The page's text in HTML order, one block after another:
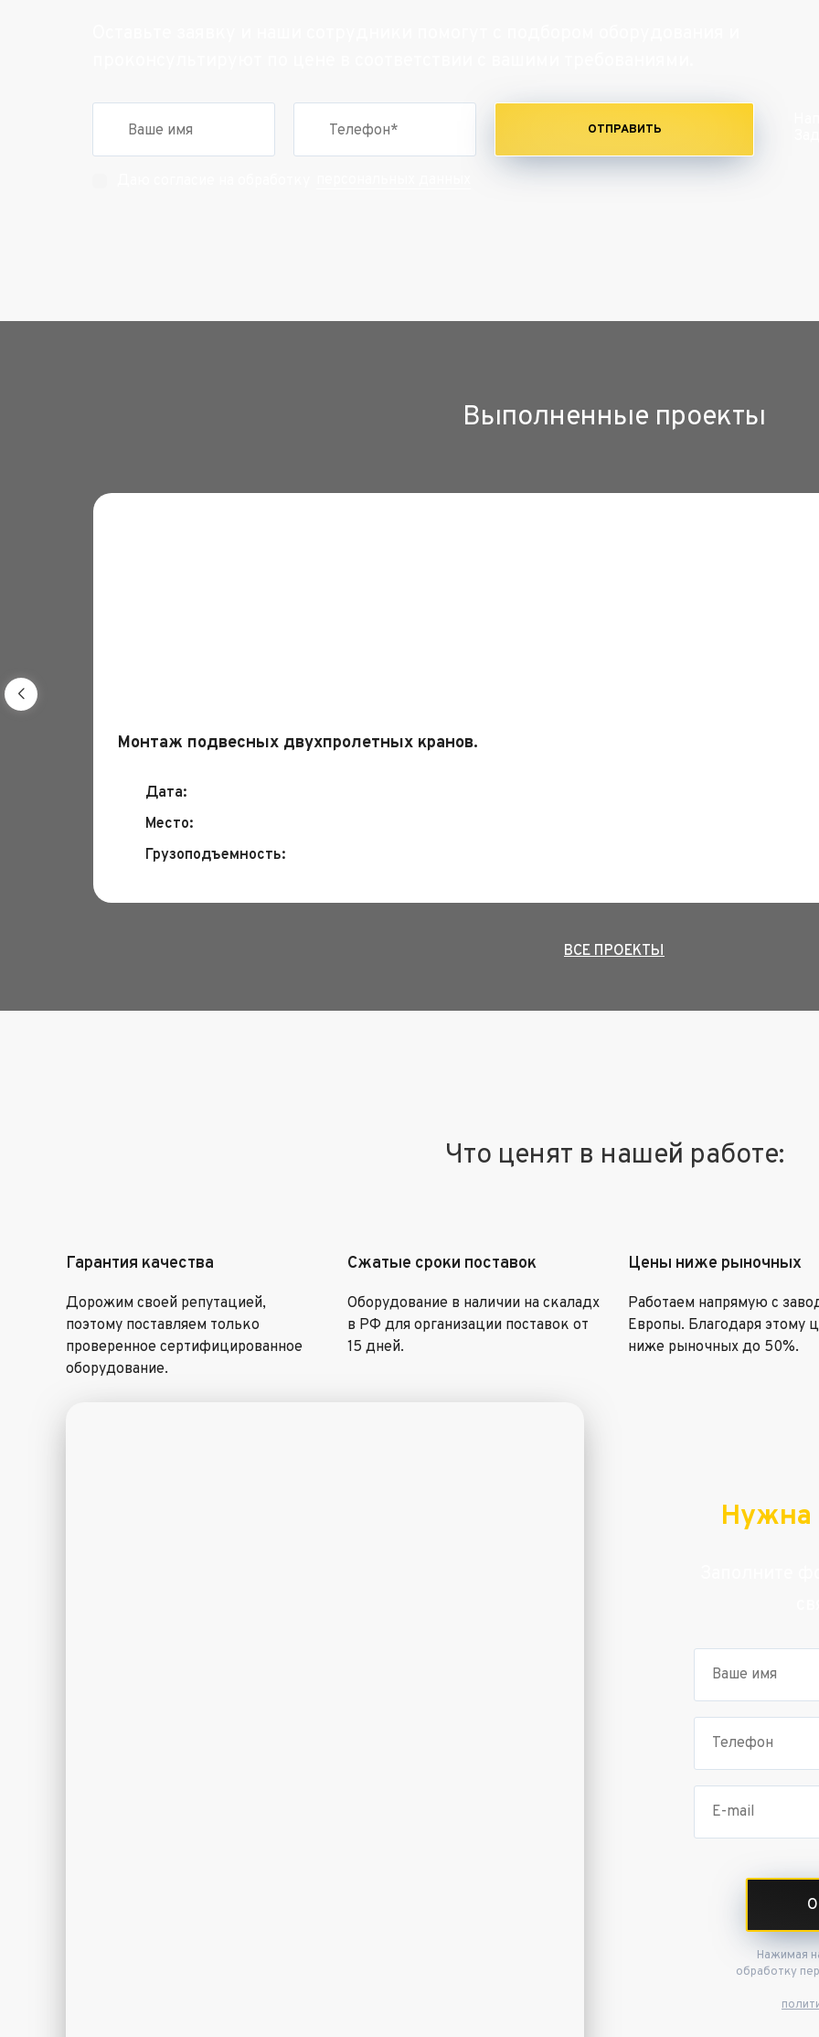
ОТПРАВИТЬ
Выполненные проекты
Монтаж подвесных двухпролетных кранов.
Дата:
Место:
Грузоподъемность:
ВСЕ ПРОЕКТЫ
Что ценят в нашей работе:
Гарантия качества
Дорожим своей репутацией,
поэтому поставляем только
проверенное сертифицированное
оборудование.
Сжатые сроки поставок
Оборудование в наличии на скаладх
в РФ для организации поставок от
15 дней.
Цены ниже рыночных
Работаем напрямую с
Европы. Благодаря этому
ниже рыночных до 50%.
Нужна
Нажимая
обработку